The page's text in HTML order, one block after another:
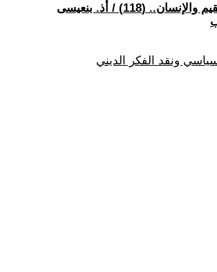
(17) في الدين والقيم والإنسان.. (118) / أذ. بنعيسى
ونقد الفكر الديني